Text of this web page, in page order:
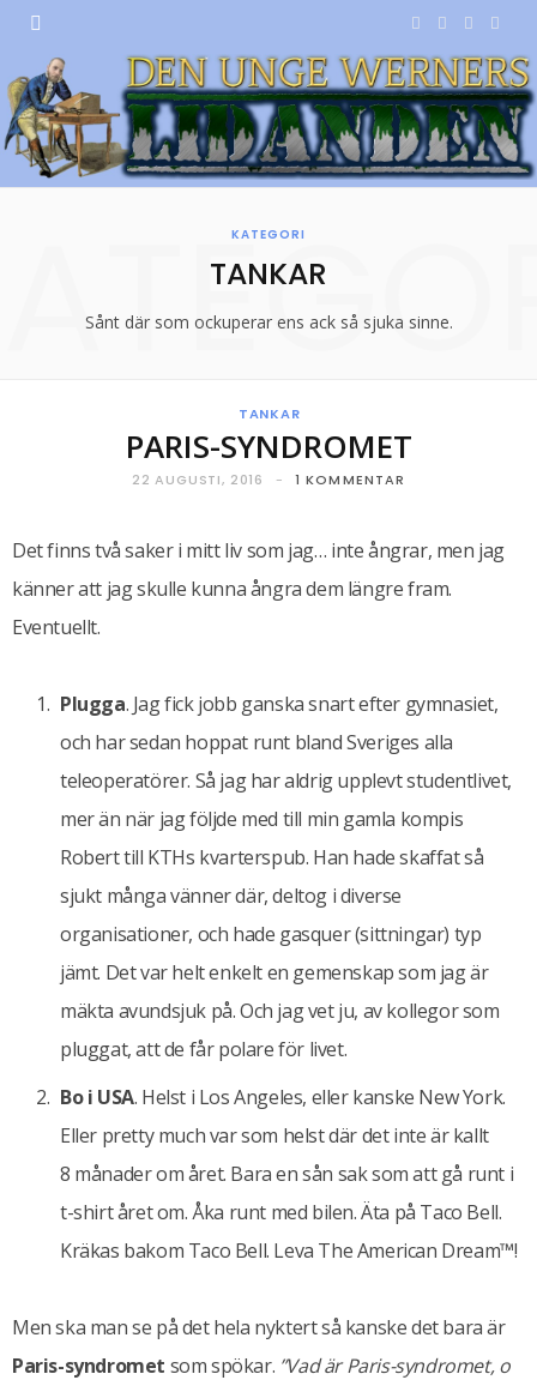
a
c
e
w
i
t
n
s
t
o
u
T
KATEGORI
TANKAR
Sånt där som ockuperar ens ack så sjuka sinne.
TANKAR
PARIS-SYNDROMET
22 AUGUSTI, 2016 1 KOMMENTAR
Det finns två saker i mitt liv som jag… inte ångrar, men jag
känner att jag skulle kunna ångra dem längre fram.
Eventuellt.
Plugga. Jag fick jobb ganska snart efter gymnasiet,
och har sedan hoppat runt bland Sveriges alla
teleoperatörer. Så jag har aldrig upplevt studentlivet,
mer än när jag följde med till min gamla kompis
Robert till KTHs kvarterspub. Han hade skaffat så
sjukt många vänner där, deltog i diverse
organisationer, och hade gasquer (sittningar) typ
jämt. Det var helt enkelt en gemenskap som jag är
mäkta avundsjuk på. Och jag vet ju, av kollegor som
pluggat, att de får polare för livet.
Bo i USA. Helst i Los Angeles, eller kanske New York.
Eller pretty much var som helst där det inte är kallt
8 månader om året. Bara en sån sak som att gå runt i
t-shirt året om. Åka runt med bilen. Äta på Taco Bell.
Kräkas bakom Taco Bell. Leva The American Dream™!
Men ska man se på det hela nyktert så kanske det bara är
Paris-syndromet som spökar. ”Vad är Paris-syndromet, o